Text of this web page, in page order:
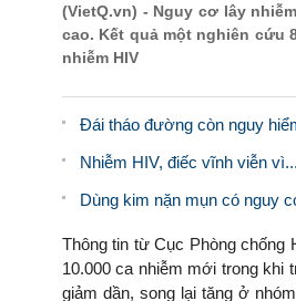
(VietQ.vn) - Nguy cơ lây
cao. Kết quả một nghiên cứu
nhiễm HIV
Đái tháo đường còn nguy
Nhiễm HIV, điếc vĩnh viễn
Dùng kim nặn mụn có nguy
Thông tin từ Cục Phòng chống
10.000 ca nhiễm mới trong khi
giảm dần, song lại tăng ở